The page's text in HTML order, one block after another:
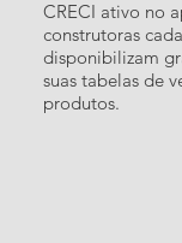
CRECI ativo no
construtoras
disponibilizam
suas tabelas de
produtos.